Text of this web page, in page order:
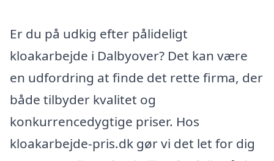
Er du på udkig efter pålideligt
kloakarbejde i Dalbyover? Det kan være
en udfordring at finde det rette firma, der
både tilbyder kvalitet og
konkurrencedygtige priser. Hos
kloakarbejde-pris.dk gør vi det let for dig